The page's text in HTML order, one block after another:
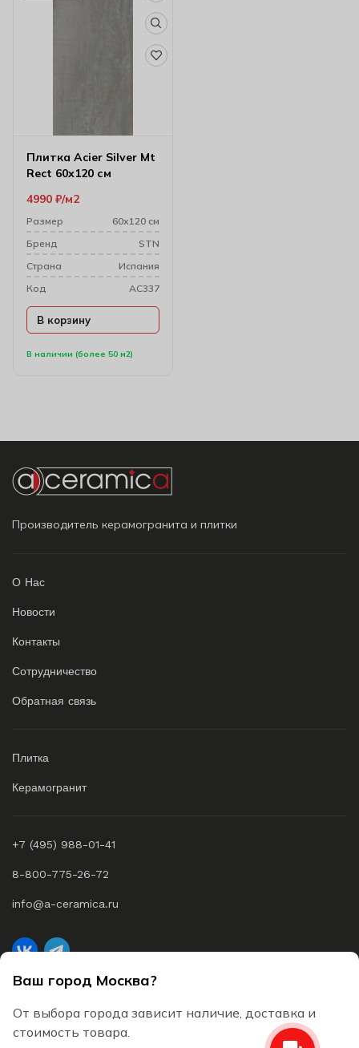
Ваш город Москва?
От выбора города зависит наличие, доставка и
стоимость товара.
Плитка Acier Silver Mt
Rect 60х120 см
В наличии (более 50 м2)
4990 ₽ м2
Размер
60х120 см
Бренд
STN
Cтрана
Испания
Код
AC337
В корзину
Производитель керамогранита и плитки
О Нас
Новости
Контакты
Сотрудничество
Обратная связь
Плитка
Керамогранит
+7 (495) 988-01-41
8-800-775-26-72
info@a-ceramica.ru
Согласие на обработку персональных данных